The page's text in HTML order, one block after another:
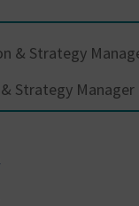
& Strategy
Strategy Manager